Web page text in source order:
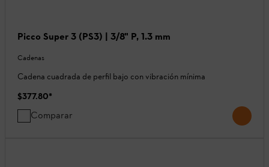
Picco Super 3 (PS3) | 3/8" P, 1.3 mm
Cadenas
Cadena cuadrada de perfil bajo con vibración mínima
$377.80*
Comparar